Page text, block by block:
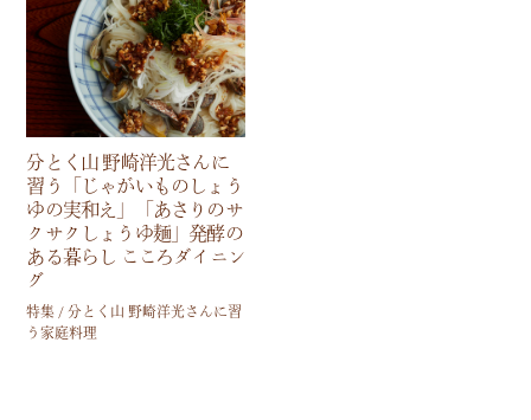
分とく山 野崎洋光さんに
習う「じゃがいものしょう
ゆの実和え」「あさりのサ
クサクしょうゆ麺」発酵の
ある暮らし こころダイニン
グ
特集 / 分とく山 野崎洋光さんに習
う家庭料理